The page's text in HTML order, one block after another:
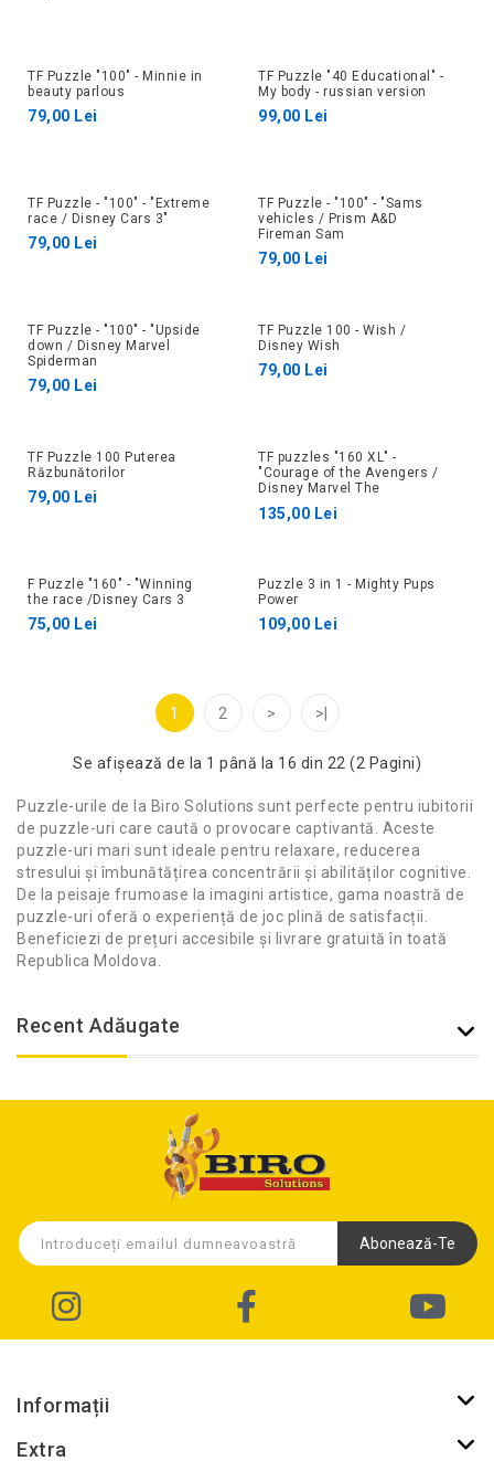
TF Puzzle "100" - Minnie in
beauty parlous
79,00 Lei
TF Puzzle "40 Educational" -
My body - russian version
99,00 Lei
TF Puzzle - "100" - "Extreme
race / Disney Cars 3"
79,00 Lei
TF Puzzle - "100" - "Sams
vehicles / Prism A&D
Fireman Sam
79,00 Lei
TF Puzzle - "100" - "Upside
down / Disney Marvel
Spiderman
79,00 Lei
TF Puzzle 100 - Wish /
Disney Wish
79,00 Lei
TF Puzzle 100 Puterea
Răzbunătorilor
79,00 Lei
TF puzzles "160 XL" -
"Courage of the Avengers /
Disney Marvel The
Avengers
135,00 Lei
F Puzzle "160" - "Winning
the race /Disney Cars 3
75,00 Lei
Puzzle 3 in 1 - Mighty Pups
Power
109,00 Lei
1 2 > >|
Se afişează de la 1 până la 16 din 22 (2 Pagini)
Puzzle-urile de la Biro Solutions sunt perfecte pentru iubitorii
de puzzle-uri care caută o provocare captivantă. Aceste
puzzle-uri mari sunt ideale pentru relaxare, reducerea
stresului și îmbunătățirea concentrării și abilităților cognitive.
De la peisaje frumoase la imagini artistice, gama noastră de
puzzle-uri oferă o experiență de joc plină de satisfacții.
Beneficiezi de prețuri accesibile și livrare gratuită în toată
Republica Moldova.
Recent Adăugate
Abonează-Te
Informații
Extra